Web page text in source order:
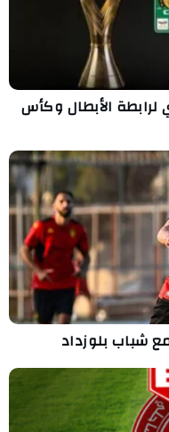
الأبطال وكأس
شباب بلوزداد